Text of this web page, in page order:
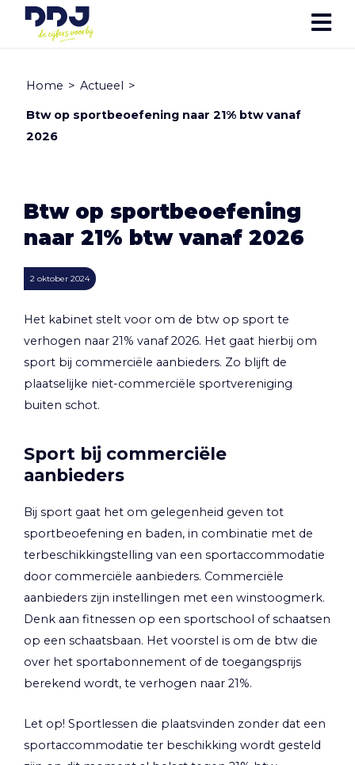
Home > Actueel >
Btw op sportbeoefening naar 21% btw vanaf
2026
Btw op sportbeoefening
naar 21% btw vanaf 2026
2 oktober 2024
Het kabinet stelt voor om de btw op sport te
verhogen naar 21% vanaf 2026. Het gaat hierbij om
sport bij commerciële aanbieders. Zo blijft de
plaatselijke niet-commerciële sportvereniging
buiten schot.
Sport bij commerciële
aanbieders
Bij sport gaat het om gelegenheid geven tot
sportbeoefening en baden, in combinatie met de
terbeschikkingstelling van een sportaccommodatie
door commerciële aanbieders. Commerciële
aanbieders zijn instellingen met een winstoogmerk.
Denk aan fitnessen op een sportschool of schaatsen
op een schaatsbaan. Het voorstel is om de btw die
over het sportabonnement of de toegangsprijs
berekend wordt, te verhogen naar 21%.
Let op! Sportlessen die plaatsvinden zonder dat een
sportaccommodatie ter beschikking wordt gesteld